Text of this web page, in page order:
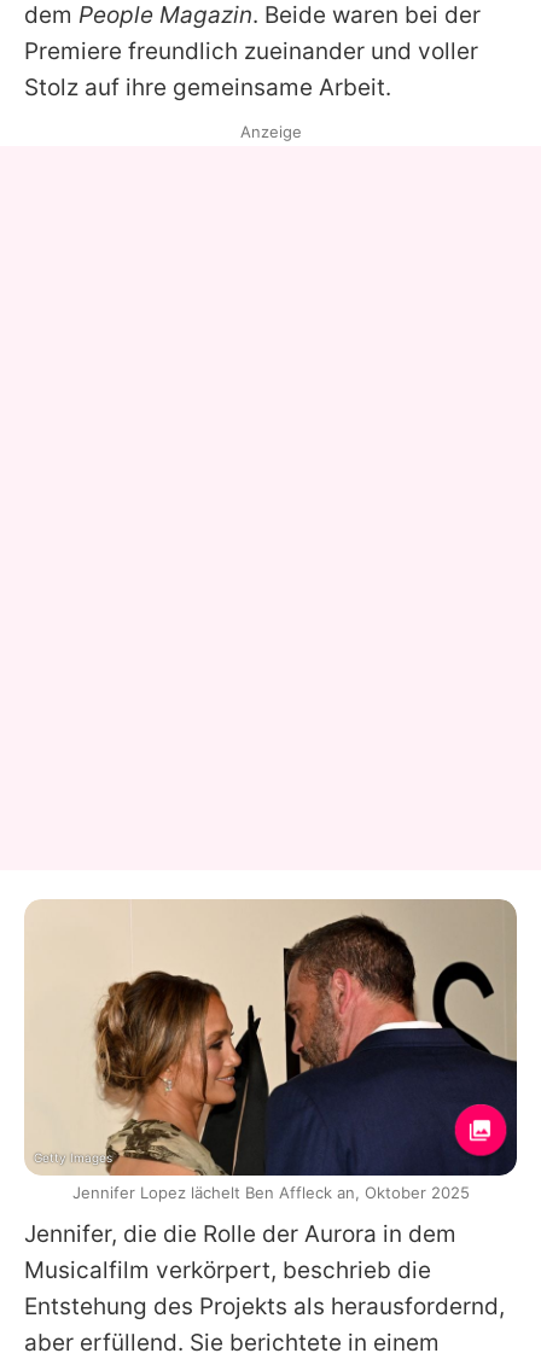
dem People Magazin. Beide waren bei der
Premiere freundlich zueinander und voller
Stolz auf ihre gemeinsame Arbeit.
Jennifer, die die Rolle der Aurora in dem
Musicalfilm verkörpert, beschrieb die
Entstehung des Projekts als herausfordernd,
aber erfüllend. Sie berichtete in einem
Anzeige
Getty Images
Jennifer Lopez lächelt Ben Affleck an, Oktober 2025